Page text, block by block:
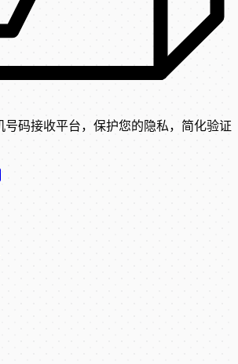
号码接收平台，保护您的隐私，简化验证